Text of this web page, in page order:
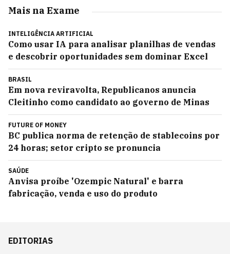
Mais na Exame
INTELIGÊNCIA ARTIFICIAL
Como usar IA para analisar planilhas de vendas
e descobrir oportunidades sem dominar Excel
BRASIL
Em nova reviravolta, Republicanos anuncia
Cleitinho como candidato ao governo de Minas
FUTURE OF MONEY
BC publica norma de retenção de stablecoins por
24 horas; setor cripto se pronuncia
SAÚDE
Anvisa proíbe 'Ozempic Natural' e barra
fabricação, venda e uso do produto
EDITORIAS